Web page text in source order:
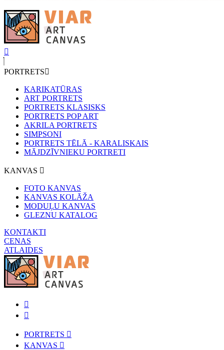
PORTRETS
KARIKATŪRAS
ART PORTRETS
PORTRETS KLASISKS
PORTRETS POP ART
AKRILA PORTRETS
SIMPSONI
PORTRETS TĒLĀ - KARALISKAIS
MĀJDZĪVNIEKU PORTRETI
KANVAS
FOTO KANVAS
KANVAS KOLĀŽA
MODUĻU KANVAS
GLEZNU KATALOG
KONTAKTI
CENAS
ATLAIDES
PORTRETS
KANVAS